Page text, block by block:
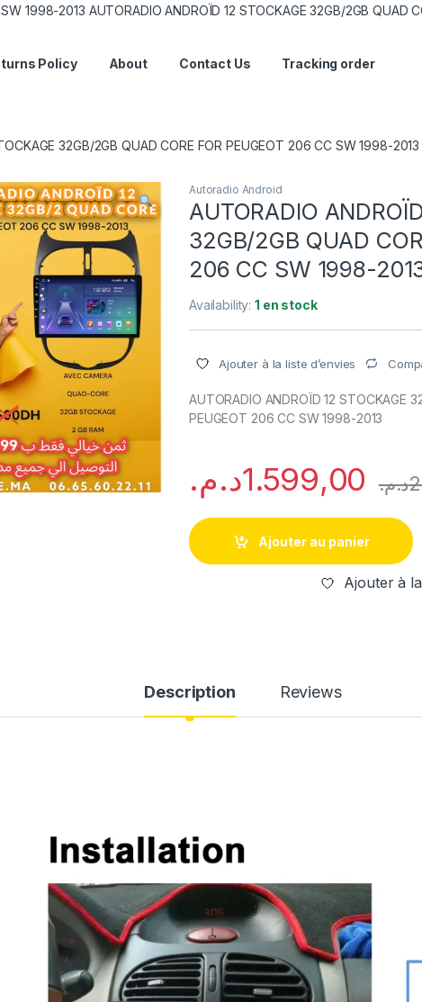
1998-2013 AUTORADIO ANDROÏD 12 STOCKAGE 32GB/2GB QUAD
Policy About Contact Us Tracking order
32GB/2GB QUAD CORE FOR PEUGEOT 206 CC SW 1998-2013
Autoradio Android
AUTORADIO
32GB/2GB QUAD
206 CC SW 1998-
Availability:1 en stock
Ajouter à la liste d’envies
AUTORADIO ANDROÏD 12 STOCKAGE
PEUGEOT 206 CC SW 1998-2013
1.599,00د.م. د.م.
Ajouter au panier
Ajouter à la
Description Reviews